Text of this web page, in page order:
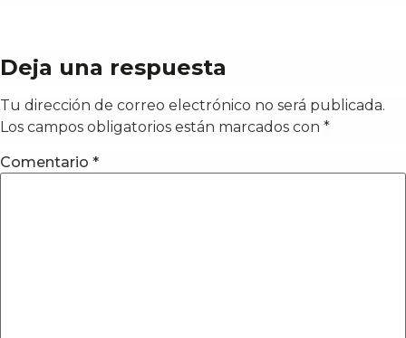
Deja una respuesta
Tu dirección de correo electrónico no será publicada.
Los campos obligatorios están marcados con *
Comentario *